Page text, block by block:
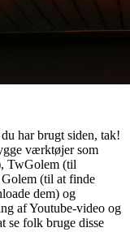
har brugt siden, tak!
værktøjer som
TwGolem (til
(til at finde
dem) og
af Youtube-video og
se folk bruge disse